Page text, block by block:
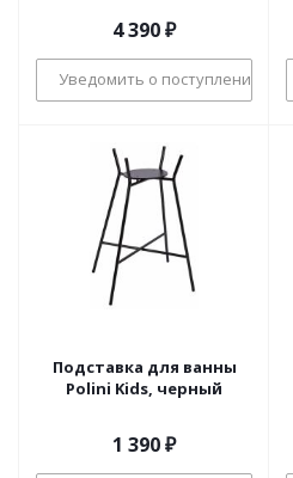
4 390₽
Уведомить о поступлении
Подставка для ванны
Polini Kids, черный
1 390₽